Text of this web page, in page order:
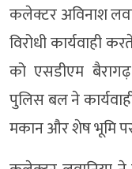
कलेक्टर अविनाश
विरोधी कार्यवाही
को एसडीएम
पुलिस बल ने
मकान और शेष भूमि